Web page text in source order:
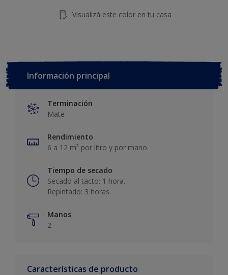
Visualizá este color en tu casa
Información principal
Terminación
Mate
Rendimiento
6 a 12 m² por litro y por mano.
Tiempo de secado
Secado al tacto: 1 hora.
Repintado: 3 horas.
Manos
2
Características de producto